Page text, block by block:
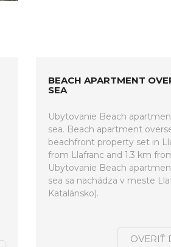
BEACH APARTMENT
SEA
Ubytovanie Beach
sea. Beach apartment
beachfront property set in
from Llafranc and 1.3 km
Ubytovanie Beach
sea sa nachádza v meste
Katalánsko).
OVERIŤ